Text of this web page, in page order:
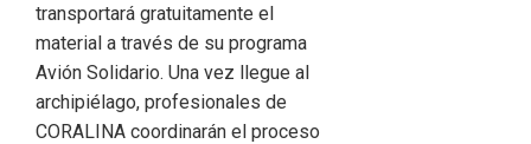
transportará gratuitamente el
material a través de su programa
Avión Solidario. Una vez llegue al
archipiélago, profesionales de
CORALINA coordinarán el proceso